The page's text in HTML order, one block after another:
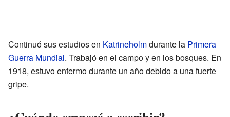
Continuó sus estudios en Katrineholmdurante la Primera
Guerra Mundial. Trabajó en el campo y en los bosques. En
1918, estuvo enfermo durante un año debido a una fuerte
gripe.